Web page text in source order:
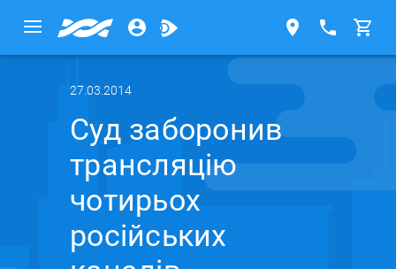
27.03.2014
Cуд заборонив
трансляцію
чотирьох
російських